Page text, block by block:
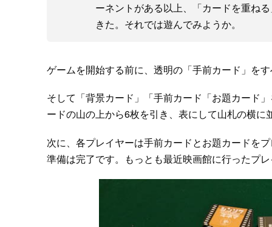
ーネントがある以上、「カードを重ね
きた。それでは遊んでみようか。
ゲームを開始する前に、透明の「手前カード」を
そして「背景カード」「手前カード「お題カード
ードの山の上から6枚を引き、表にして山札の横に
次に、各プレイヤーは手前カードとお題カードを
準備は完了です。もっとも最近映画館に行ったプ